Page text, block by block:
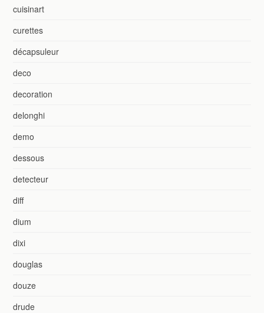
cuisinart
curettes
décapsuleur
deco
decoration
delonghi
demo
dessous
detecteur
diff
dium
dixi
douglas
douze
drude